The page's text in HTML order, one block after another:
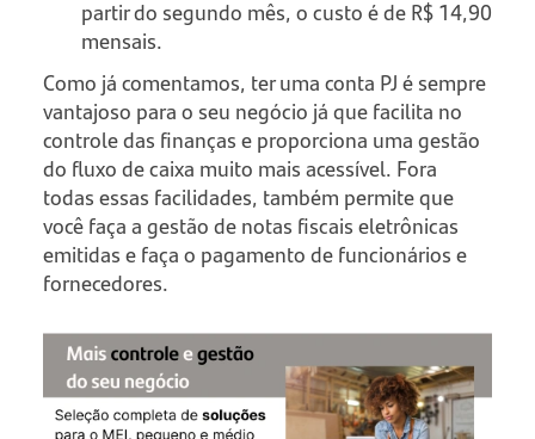
partir do segundo mês, o custo é de R$ 14,90
mensais.
Como já comentamos, ter uma conta PJ é sempre
vantajoso para o seu negócio já que facilita no
controle das finanças e proporciona uma gestão
do fluxo de caixa muito mais acessível. Fora
todas essas facilidades, também permite que
você faça a gestão de notas fiscais eletrônicas
emitidas e faça o pagamento de funcionários e
fornecedores.